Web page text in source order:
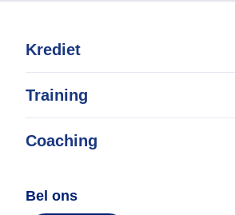
Krediet
Training
Coaching
Bel ons